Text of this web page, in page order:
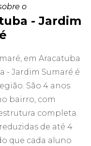
o
- Jardim
em Aracatuba
- Jardim Sumaré é
São 4 anos
bairro, com
completa.
de até 4
que cada aluno